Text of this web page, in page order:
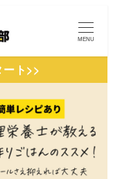
MENU
ト>>